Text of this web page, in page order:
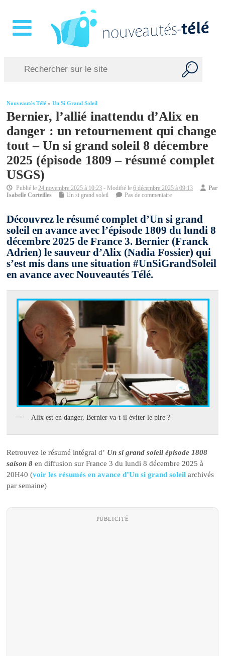
Nouveautés Télé »Un Si Grand Soleil
Bernier, l’allié inattendu d’Alix en
danger : un retournement qui change
tout – Un si grand soleil 8 décembre
2025 (épisode 1809 – résumé complet
USGS)
Publié le24 novembre 2025 à 10:23 - Modifié le6 décembre 2025 à 09:13
Par
Isabelle Corteilles
Un si grand soleil Pas de commentaire
Découvrez le résumé complet d’Un si grand
soleil en avance avec l’épisode 1809 du lundi 8
décembre 2025 de France 3. Bernier (Franck
Adrien) le sauveur d’Alix (Nadia Fossier) qui
s’est mis dans une situation #UnSiGrandSoleil
en avance avec Nouveautés Télé.
Alix est en danger, Bernier va-t-il éviter le pire ?
Retrouvez le résumé intégral d’ Un si grand soleil épisode 1808
saison 8 en diffusion sur France 3 du lundi 8 décembre 2025 à
20H40 (voir les résumés en avance d’Un si grand soleil archivés
par semaine)
PUBLICITÉ